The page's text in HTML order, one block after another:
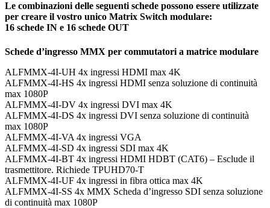
Le combinazioni delle seguenti schede possono essere utilizzate
per creare il vostro unico Matrix Switch modulare:
16 schede IN e 16 schede OUT
Schede d’ingresso MMX per commutatori a matrice modulare
ALFMMX-4I-UH 4x ingressi HDMI max 4K
ALFMMX-4I-HS 4x ingressi HDMI senza soluzione di continuità
max 1080P
ALFMMX-4I-DV 4x ingressi DVI max 4K
ALFMMX-4I-DS 4x ingressi DVI senza soluzione di continuità
max 1080P
ALFMMX-4I-VA 4x ingressi VGA
ALFMMX-4I-SD 4x ingressi SDI max 4K
ALFMMX-4I-BT 4x ingressi HDMI HDBT (CAT6) – Esclude il
trasmettitore. Richiede TPUHD70-T
ALFMMX-4I-UF 4x ingressi in fibra ottica max 4K
ALFMMX-4I-SS 4x MMX Scheda d’ingresso SDI senza soluzione
di continuità max 1080P